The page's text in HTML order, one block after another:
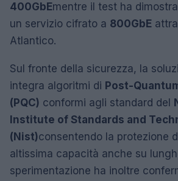
400GbEmentre il test ha
un servizio cifrato a 800GbE
Atlantico.
Sul fronte della sicurezza, la
integra algoritmi di Post-
(PQC) conformi agli standard del
Institute of Standards and
(Nist)consentendo la protezione
altissima capacità anche su
sperimentazione ha inoltre